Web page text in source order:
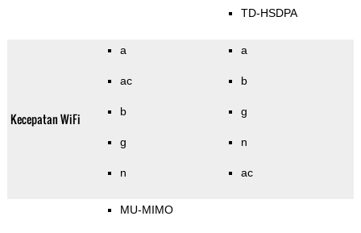
TD-HSDPA
Kecepatan WiFi
a
ac
b
g
n
a
b
g
n
ac
MU-MIMO